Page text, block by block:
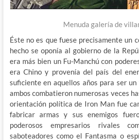
Menuda galería de
Éste no es que fuese precisamente un
hecho se oponía al gobierno de la
era más bien un Fu-Manchú con
era Chino y provenía del país del
suficiente en aquellos años para ser
ambos combatieron numerosas veces
orientación política de Iron Man fue
fabricar armas y sus enemigos
poderosos empresarios rivales
saboteadores como el Fantasma o